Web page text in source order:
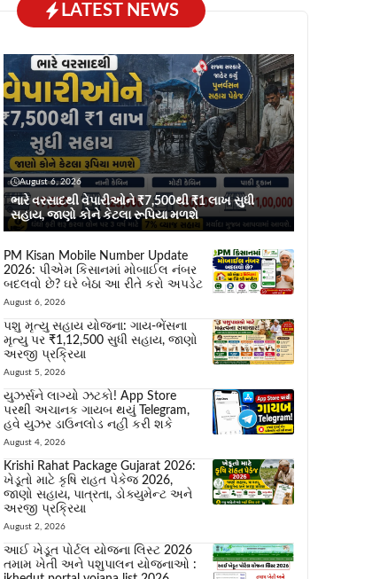
LATEST NEWS
August 6, 2026
ભારે વરસાદથી વેપારીઓને ₹7,500થી ₹1 લાખ સુધી
સહાય, જાણો કોને કેટલા રૂપિયા મળશે
PM Kisan Mobile Number Update
2026: પીએમ કિસાનમાં મોબાઈલ નંબર
બદલવો છે? ઘરે બેઠા આ રીતે કરો અપડેટ
August 6, 2026
પશુ મૃત્યુ સહાય યોજના: ગાય-ભેંસના
મૃત્યુ પર ₹1,12,500 સુધી સહાય, જાણો
અરજી પ્રક્રિયા
August 5, 2026
યુઝર્સને લાગ્યો ઝટકો! App Store
પરથી અચાનક ગાયબ થયું Telegram,
હવે યુઝર ડાઉનલોડ નહીં કરી શકે
August 4, 2026
Krishi Rahat Package Gujarat 2026:
ખેડૂતો માટે કૃષિ રાહત પેકેજ 2026,
જાણો સહાય, પાત્રતા, ડોક્યુમેન્ટ અને
અરજી પ્રક્રિયા
August 2, 2026
આઈ ખેડૂત પોર્ટલ યોજના લિસ્ટ 2026
તમામ ખેતી અને પશુપાલન યોજનાઓ :